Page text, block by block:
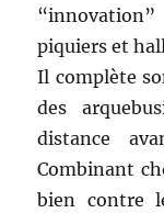
“innovation”
piquiers et
Il complète
des
distance
Combinant
bien contre